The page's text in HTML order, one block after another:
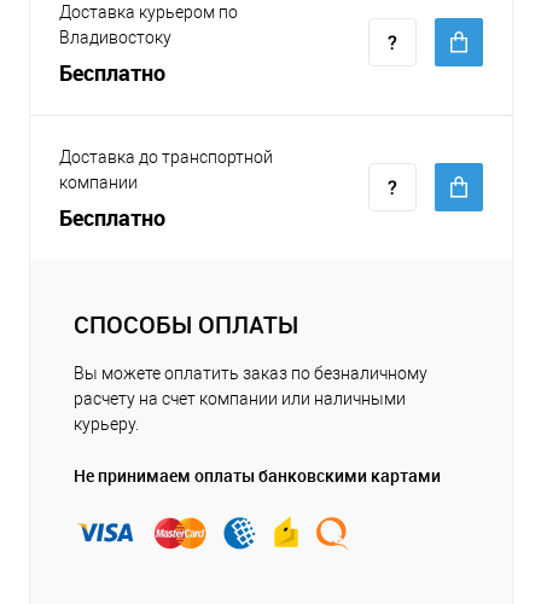
Доставка курьером по
Владивостоку
Бесплатно
Доставка до транспортной
компании
Бесплатно
СПОСОБЫ ОПЛАТЫ
Вы можете оплатить заказ по безналичному
расчету на счет компании или наличными
курьеру.
Не принимаем оплаты банковскими картами